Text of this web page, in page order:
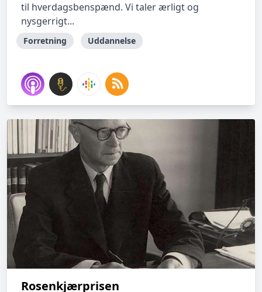
til hverdagsbenspænd. Vi taler ærligt og
nysgerrigt...
Forretning Uddannelse
Rosenkjærprisen